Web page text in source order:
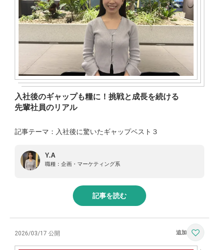
入社後のギャップも糧に！挑戦と成長を続ける
先輩社員のリアル
記事テーマ：入社後に驚いたギャップベスト３
Y.A
職種： 企画・マーケティング系
記事を読む
2026/03/17 公開